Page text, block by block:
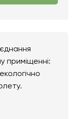
приміщенні: